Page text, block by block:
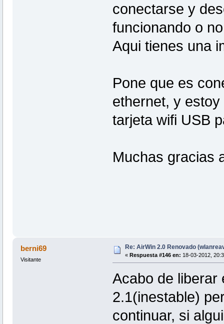
conectarse y
funcionando o
Aqui tienes una
Pone que es
ethernet, y
tarjeta wifi USB
Muchas gracias
berni69
Visitante
Re: AirWin 2.0 Renovado
« Respuesta #146 en: 18-03-2012,
Acabo de liberar
2.1(inestable)
continuar, si